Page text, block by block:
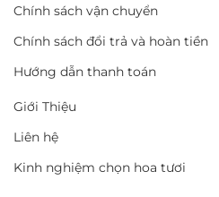
Chính sách vận chuyển
Chính sách đổi trả và hoàn tiền
Hướng dẫn thanh toán
Giới Thiệu
Liên hệ
Kinh nghiệm chọn hoa tươi